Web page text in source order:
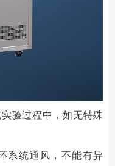
验过程中，如无特殊
系统通风，不能有异